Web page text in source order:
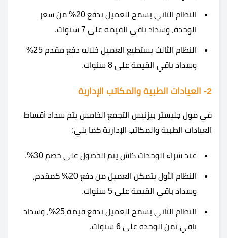
النظام الثاني يسمح للعميل بدفع 20% من سعر
الوحدة، وسداد باقي القيمة على 7 سنوات.
النظام الثالث يستطيع العميل خلاله دفع مقدم 25%
وسداد باقي القيمة على 8 سنوات.
2- العيادات الطبية والمكاتب الإدارية
في مول جليستر بيزنيس التجمع الخامس يتم سداد أقساط
العيادات الطبية والمكاتب الإدارية كما يلي:
عند شراء الوحدات كاش يتم الحصول على خصم 30%.
النظام الأول يتمكن العميل من دفع 20% كمقدم،
وسداد باقي القيمة على 5 سنوات.
النظام الثاني يسمح للعميل بدفع قيمة 25%، وسداد
باقي ثمن الوحدة على 6 سنوات.